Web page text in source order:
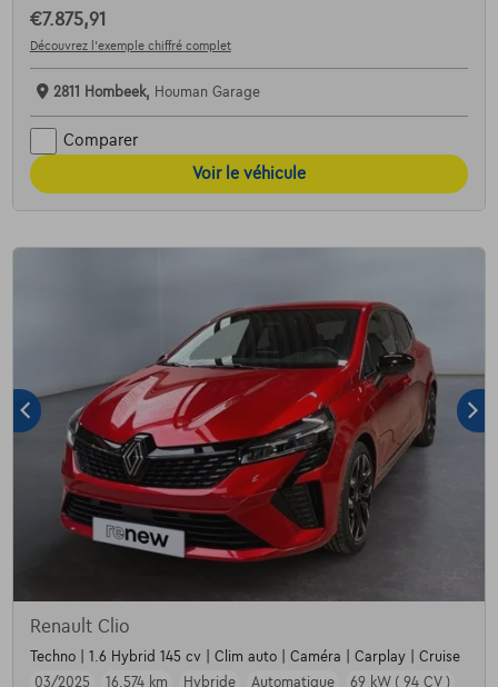
€7.875,91
Découvrez l’exemple chiffré complet
2811 Hombeek, Houman Garage
Comparer
Voir le véhicule
Renault Clio
Techno | 1.6 Hybrid 145 cv | Clim auto | Caméra | Carplay | Cruise
03/2025
16.574 km Hybride Automatique 69 kW ( 94 CV )